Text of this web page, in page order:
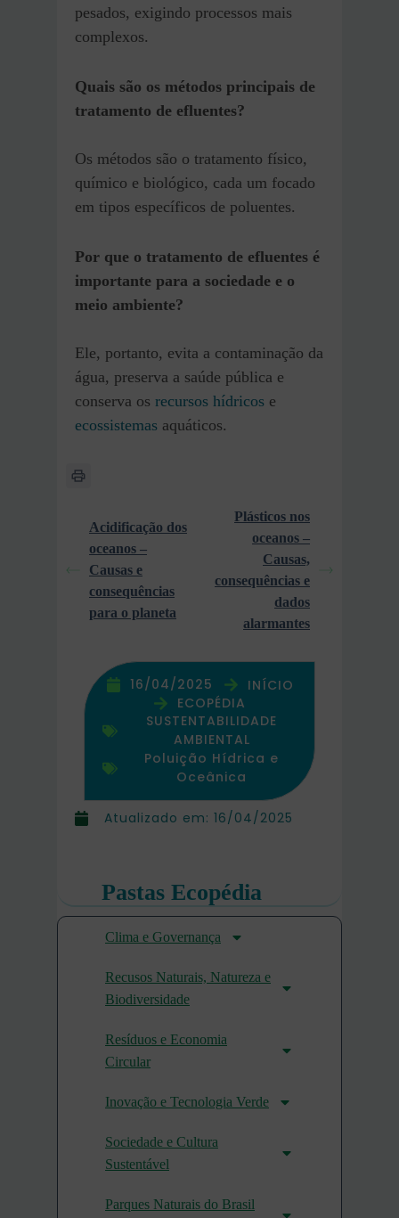
Atualizado em: 16/04/2025
pesados, exigindo processos mais
complexos.
Quais são os métodos principais de
tratamento de efluentes?
Os métodos são o tratamento físico,
químico e biológico, cada um focado
em tipos específicos de poluentes.
Por que o tratamento de efluentes é
importante para a sociedade e o
meio ambiente?
Ele, portanto, evita a contaminação da
água, preserva a saúde pública e
conserva os recursos hídricos e
ecossistemas aquáticos.
Acidificação dos
oceanos –
Causas e
consequências
para o planeta
Plásticos nos
oceanos –
Causas,
consequências e
dados
alarmantes
16/04/2025
INÍCIO
ECOPÉDIA
SUSTENTABILIDADE
AMBIENTAL
Poluição Hídrica e
Oceânica
Pastas Ecopédia
Clima e Governança
Recusos Naturais, Natureza e
Biodiversidade
Resíduos e Economia
Circular
Inovação e Tecnologia Verde
Sociedade e Cultura
Sustentável
Parques Naturais do Brasil